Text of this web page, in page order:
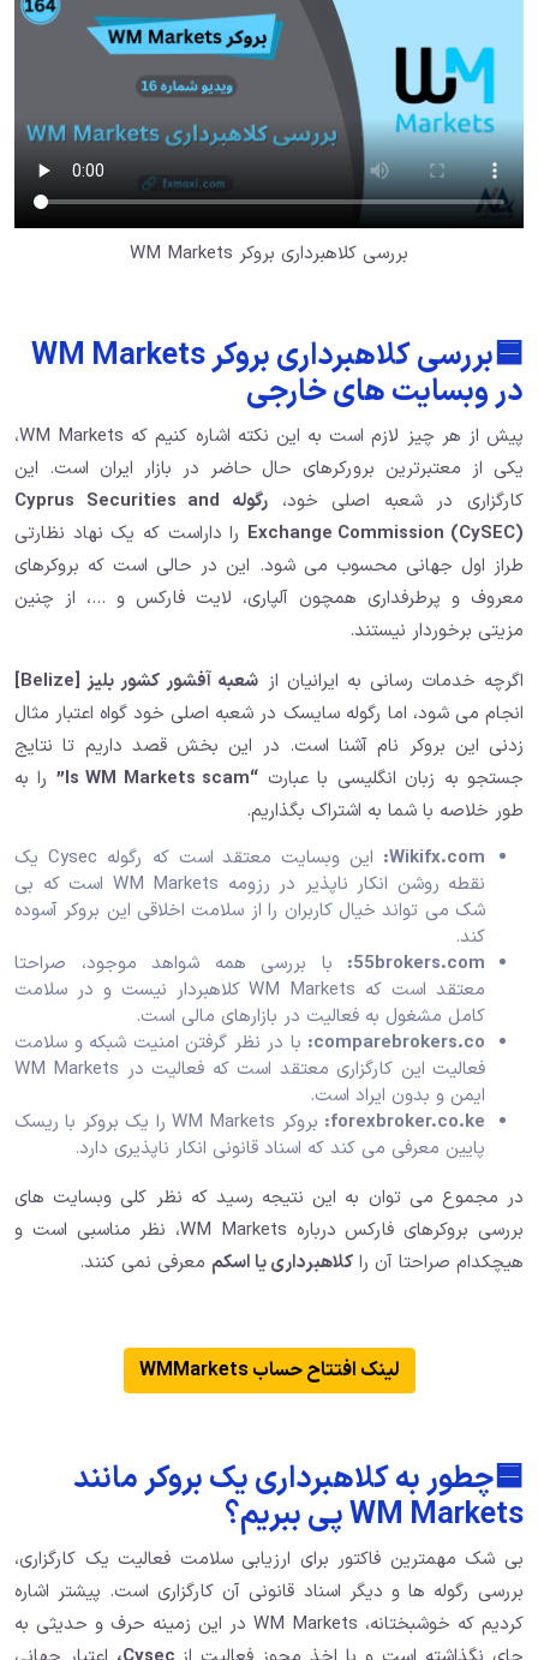
بررسی کلاهبرداری بروکر WM Markets
🟦بررسی کلاهبرداری بروکر WM Markets
در وبسایت های خارجی
پیش از هر چیز لازم است به این نکته اشاره کنیم که WM Markets،
یکی از معتبرترین برورکرهای حال حاضر در بازار ایران است. این
کارگزاری در شعبه اصلی خود،
رگوله Cyprus Securities and
Exchange Commission (CySEC) را داراست که یک نهاد نظارتی
طراز اول جهانی محسوب می شود. این در حالی است که بروکرهای
معروف و پرطرفداری همچون آلپاری، لایت فارکس و …، از چنین
مزیتی برخوردار نیستند.
اگرچه خدمات رسانی به ایرانیان از شعبه آفشور کشور بلیز [Belize]
انجام می شود، اما رگوله سایسک در شعبه اصلی خود گواه اعتبار مثال
زدنی این بروکر نام آشنا است. در این بخش قصد داریم تا نتایج
جستجو به زبان انگلیسی با عبارت “Is WM Markets scam”
را به
طور خلاصه با شما به اشتراک بگذاریم.
Wikifx.com:
این وبسایت معتقد است که رگوله Cysec یک
نقطه روشن انکار ناپذیر در رزومه WM Markets است که بی
شک می تواند خیال کاربران را از سلامت اخلاقی این بروکر آسوده
کند.
55brokers.com:
با بررسی همه شواهد موجود، صراحتا
معتقد است که WM Markets کلاهبردار نیست و در سلامت
کامل مشغول به فعالیت در بازارهای مالی است.
comparebrokers.co: با در نظر گرفتن امنیت شبکه و سلامت
فعالیت این کارگزاری معتقد است که فعالیت در WM Markets
ایمن و بدون ایراد است.
forexbroker.co.ke:
بروکر WM Markets را یک بروکر با ریسک
پایین معرفی می کند که اسناد قانونی انکار ناپذیری دارد.
در مجموع می توان به این نتیجه رسید که نظر کلی وبسایت های
بررسی بروکرهای فارکس درباره WM Markets، نظر مناسبی است و
هیچکدام صراحتا آن را کلاهبرداری یا اسکم معرفی نمی کنند.
لینک افتتاح حساب WMMarkets
🟦چطور به کلاهبرداری یک بروکر مانند
WM Markets پی ببریم؟
بی شک مهمترین فاکتور برای ارزیابی سلامت فعالیت یک کارگزاری،
بررسی رگوله ها و دیگر اسناد قانونی آن کارگزاری است. پیشتر اشاره
کردیم که خوشبختانه، WM Markets در این زمینه حرف و حدیثی به